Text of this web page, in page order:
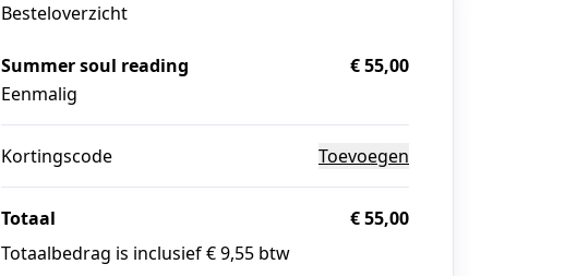
Besteloverzicht
Summer soul reading
Eenmalig
€ 55,00
Kortingscode Toevoegen
Totaal
€ 55,00
Totaalbedrag is inclusief € 9,55 btw